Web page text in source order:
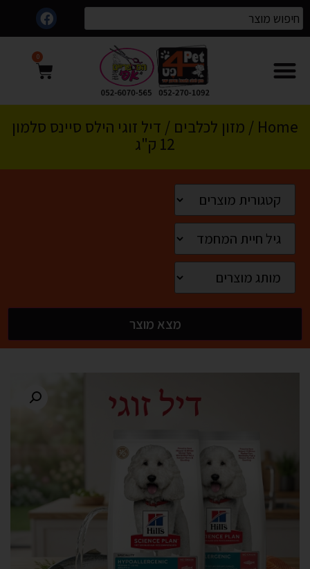
0
Home
/ מזון לכלבים / דיל זוגי הילס סיינס סלמון
12 ק"ג
מצא מוצר